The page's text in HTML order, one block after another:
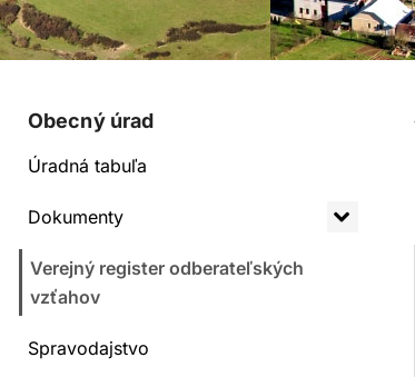
Obecný úrad
Úradná tabuľa
Dokumenty
Verejný register odberateľských
vzťahov
Spravodajstvo